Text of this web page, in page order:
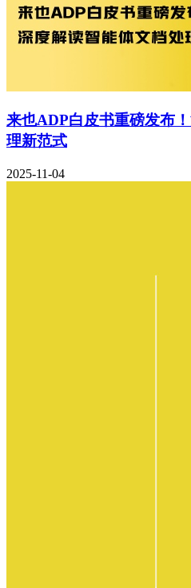
来也ADP白皮书重磅发布
理新范式
2025-11-04